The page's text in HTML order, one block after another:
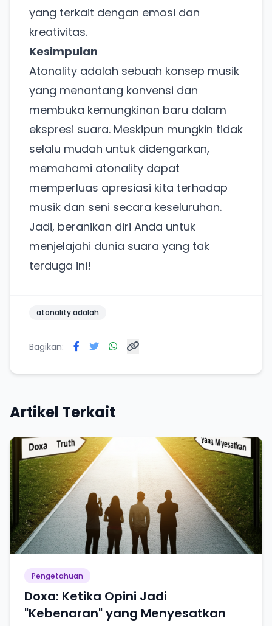
yang terkait dengan emosi dan
kreativitas.
Kesimpulan
Atonality adalah sebuah konsep musik
yang menantang konvensi dan
membuka kemungkinan baru dalam
ekspresi suara. Meskipun mungkin tidak
selalu mudah untuk didengarkan,
memahami atonality dapat
memperluas apresiasi kita terhadap
musik dan seni secara keseluruhan.
Jadi, beranikan diri Anda untuk
menjelajahi dunia suara yang tak
terduga ini!
atonality adalah
Bagikan:
Artikel Terkait
Pengetahuan
Doxa: Ketika Opini Jadi
"Kebenaran" yang Menyesatkan
Ada Website Baru!
Khusus untuk kamu yang mau coba
Punya website SMM baru nih! Coba BulkFame
untuk pengalaman lebih baik.
Tanpa daftar ulang, gratis dicoba. Kamu tetap bisa
pakai Zona Sosmed kapan saja.
Coba BulkFame